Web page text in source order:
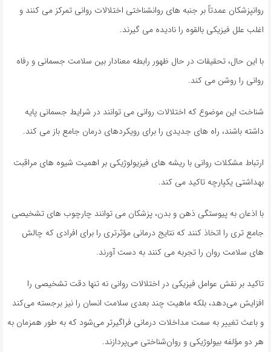
روانپزشکان عمدتاً بر جنبه های روانشناختی اختلالات روانی تمرکز می کنند و
اغلب علل فیزیکی بالقوه را نادیده می گیرند.
با این حال، تحقیقات در حال ظهور رابطه معنادار بین سلامت جسمانی و رفاه
روانی را روشن می کند.
شناخت این موضوع که اختلالات روانی می توانند در شرایط جسمانی پایه
داشته باشند، راه های جدیدی را برای رویکردهای درمان جامع باز می کند.
ارتباط مشکلات روانی با ریشه های فیزیولوژیکی بر اهمیت شیوه های مراقبت
بهداشتی یکپارچه تاکید می کند.
با اذعان به پیوستگی ذهن و بدن، پزشکان می توانند چارچوب های تشخیصی
جامع تری را اتخاذ کنند که نتایج درمانی مؤثرتری را برای افرادی که چالش
های سلامت روان را تجربه می کنند به دست آورند.
تاکید بر نقش عوامل فیزیکی در اختلالات روانی نه تنها دقت تشخیصی را
افزایش می‌دهد، بلکه ماهیت چند بعدی سلامت انسان را نیز برجسته می‌کند
و باعث تغییر به سمت مداخلات درمانی فراگیرتر می‌شود که به طور همزمان به
هر دو مؤلفه بیولوژیکی و روان‌شناختی می‌پردازند.